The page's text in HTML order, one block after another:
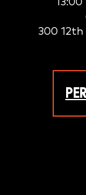
300 12th